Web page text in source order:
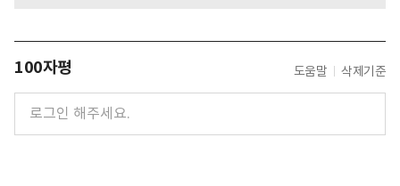
100자평 도움말 삭제기준